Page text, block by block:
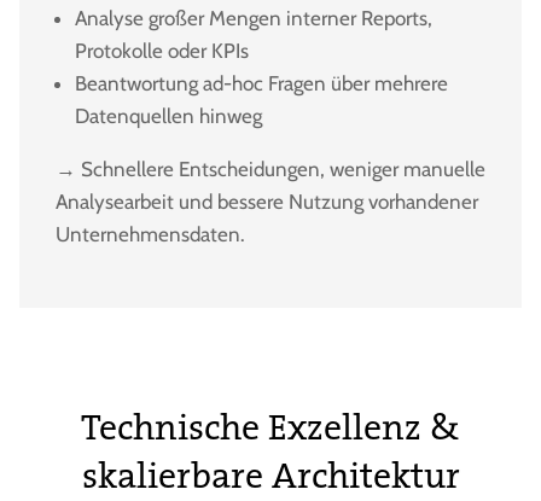
Analyse großer Mengen interner Reports,
Protokolle oder KPIs
Beantwortung ad-hoc Fragen über mehrere
Datenquellen hinweg
→ Schnellere Entscheidungen, weniger manuelle
Analysearbeit und bessere Nutzung vorhandener
Unternehmensdaten.
Technische Exzellenz &
skalierbare Architektur